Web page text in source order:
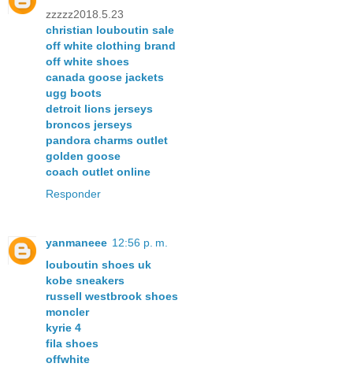
zzzzz2018.5.23
christian louboutin sale
off white clothing brand
off white shoes
canada goose jackets
ugg boots
detroit lions jerseys
broncos jerseys
pandora charms outlet
golden goose
coach outlet online
Responder
yanmaneee 12:56 p. m.
louboutin shoes uk
kobe sneakers
russell westbrook shoes
moncler
kyrie 4
fila shoes
offwhite